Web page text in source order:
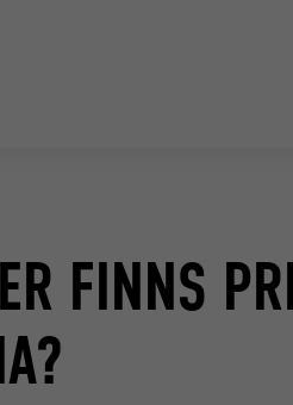
FINNS